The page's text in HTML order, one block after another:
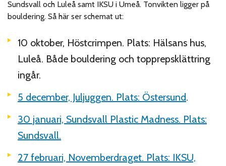
Sundsvall och Luleå samt IKSU i Umeå. Tonvikten ligger på
bouldering. Så här ser schemat ut:
10 oktober, Höstcrimpen. Plats: Hälsans hus,
Luleå. Både bouldering och topprepsklättring
ingår.
5 december, Juljuggen. Plats: Östersund.
30 januari, Sundsvall Plastic Madness. Plats:
Sundsvall.
27 februari, Novemberdraget. Plats: IKSU,